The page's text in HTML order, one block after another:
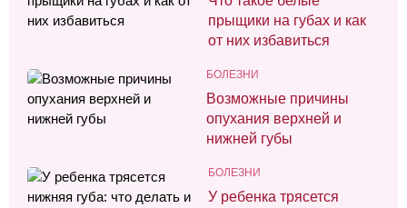
прыщики на губах и как
от них избавиться
БОЛЕЗНИ
Возможные причины
опухания верхней и
нижней губы
БОЛЕЗНИ
У ребенка трясется